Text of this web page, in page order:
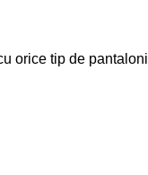
orice tip de pantaloni